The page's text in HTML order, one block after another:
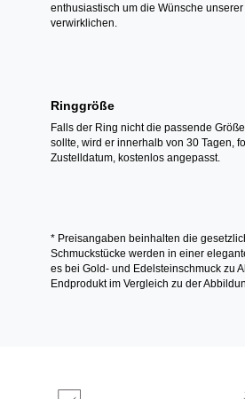
enthusiastisch um die Wünsche
verwirklichen.
Ringgröße
Falls der Ring nicht die passende
sollte, wird er innerhalb von 30 Tagen,
Zustelldatum, kostenlos angepasst.
* Preisangaben beinhalten die
Schmuckstücke werden in einer
es bei Gold- und Edelsteinschmuck zu
Endprodukt im Vergleich zu der